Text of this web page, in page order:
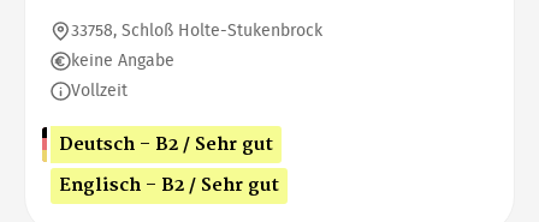
33758, Schloß Holte-Stukenbrock
keine Angabe
Vollzeit
Deutsch - B2 / Sehr gut
Englisch - B2 / Sehr gut